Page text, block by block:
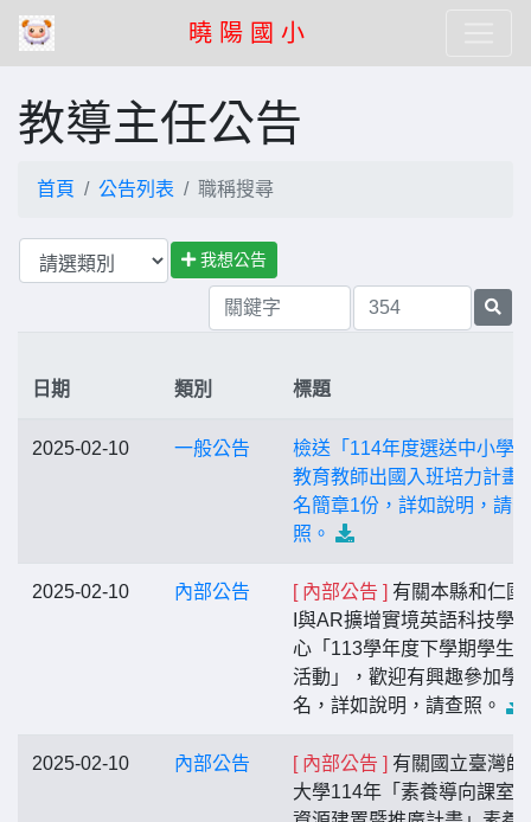
曉 陽 國 小
教導主任公告
首頁 公告列表 職稱搜尋
我想公告
日期 類別 標題
2025-02-10 一般公告
檢送「114年度選送中小學
教育教師出國入班培力計畫
名簡章1份，詳如說明，請查
照。
2025-02-10 內部公告 [ 內部公告 ] 有關本縣和仁國
I與AR擴增實境英語科技學
心「113學年度下學期學生
活動」，歡迎有興趣參加學
名，詳如說明，請查照。
2025-02-10 內部公告 [ 內部公告 ] 有關國立臺灣師
大學114年「素養導向課室